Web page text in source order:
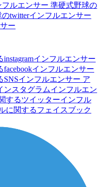
ルエンサー 準硬式野球の
twitterインフルエンサー
ー
インフルエンサー
インフルエンサー
インフルエンサー ア
ンスタグラムインフルエン
するツイッターインフル
に関するフェイスブック